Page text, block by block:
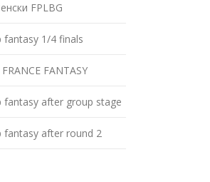
FPLBG
fantasy 1/4 finals
FANTASY
fantasy after group stage
fantasy after round 2